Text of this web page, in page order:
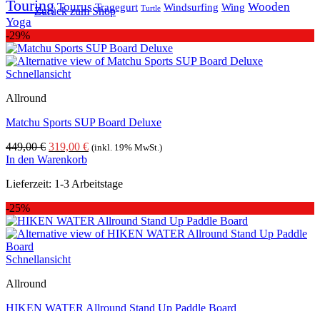
Zurück zum Shop
Touring Tourus Tragegurt Turtle Windsurfing Wing Wooden
Yoga
-29%
Schnellansicht
Allround
Matchu Sports SUP Board Deluxe
449,00€ Ursprünglicher
Preis
449,00 €
319,00 €Aktueller
319,00 €.
(inkl. 19% MwSt.)
In den Warenkorb
Lieferzeit: 1-3 Arbeitstage
-25%
Schnellansicht
Allround
HIKEN WATER Allround Stand Up Paddle Board